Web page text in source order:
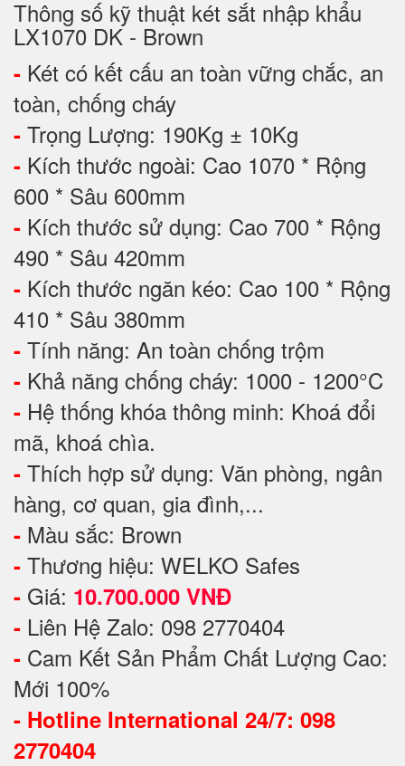
Thông số kỹ thuật két sắt nhập khẩu
LX1070 DK - Brown
- Két có kết cấu an toàn vững chắc, an
toàn, chống cháy
- Trọng Lượng: 190Kg ± 10Kg
- Kích thước ngoài: Cao 1070 * Rộng
600 * Sâu 600mm
- Kích thước sử dụng: Cao 700 * Rộng
490 * Sâu 420mm
- Kích thước ngăn kéo: Cao 100 * Rộng
410 * Sâu 380mm
- Tính năng: An toàn chống trộm
- Khả năng chống cháy: 1000 - 1200°C
- Hệ thống khóa thông minh: Khoá đổi
mã, khoá chìa.
- Thích hợp sử dụng: Văn phòng, ngân
hàng, cơ quan, gia đình,...
- Màu sắc: Brown
- Thương hiệu: WELKO Safes
- Giá: 10.700.000 VNĐ
- Liên Hệ Zalo: 098 2770404
- Cam Kết Sản Phẩm Chất Lượng Cao:
Mới 100%
- Hotline International 24/7: 098
2770404